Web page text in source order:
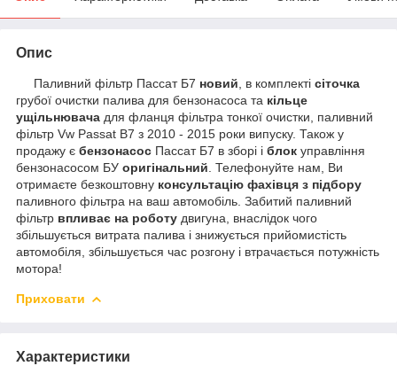
Опис
Паливний фільтр Пассат Б7 новий , в комплекті сіточка
грубої очистки палива для бензонасоса та кільце
ущільнювача для фланця фільтра тонкої очистки, паливний
фільтр Vw Passat B7 з 2010 - 2015 роки випуску. Також у
продажу є бензонасос Пассат Б7 в зборі і блок управління
бензонасосом БУ оригінальний . Телефонуйте нам, Ви
отримаєте безкоштовну консультацію фахівця з підбору
паливного фільтра на ваш автомобіль. Забитий паливний
фільтр впливає на роботу двигуна, внаслідок чого
збільшується витрата палива і знижується прийомистість
автомобіля, збільшується час розгону і втрачається потужність
мотора!
Приховати
Характеристики